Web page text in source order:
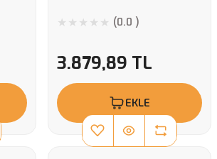
(0.0 )
3.879,89 TL
EKLE